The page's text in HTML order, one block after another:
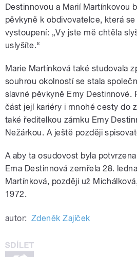
Destinnovou a Marií Martínkovou
pěvkyně k obdivovatelce, která
vystoupení: „Vy jste mě chtěla
uslyšíte.“
Marie Martínková také studovala
souhrou okolností se stala
slavné pěvkyně Emy Destinnové.
část její kariéry i mnohé cesty do
také ředitelkou zámku Emy
Nežárkou. A ještě později
A aby ta osudovost byla
Ema Destinnová zemřela 28.
Martínková, později už
1972.
autor: Zdeněk Zajíček